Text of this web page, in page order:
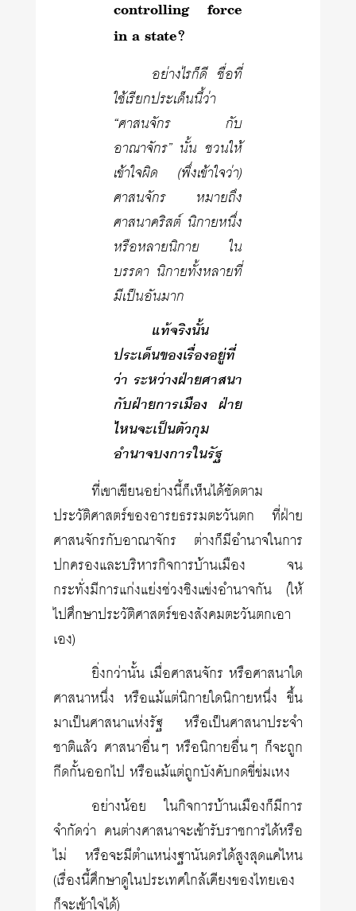
controlling force
in a state?
อย่างไรก็ดี ชื่อที่
ใช้เรียกประเด็นนี้ว่า
“ศาสนจักร กับ
อาณาจักร” นั้น ชวนให้
เข้าใจผิด (พึ่งเข้าใจว่า)
ศาสนจักร หมายถึง
ศาสนาคริสต์ นิกายหนึ่ง
หรือหลายนิกาย ใน
บรรดา นิกายทั้งหลายที่
มีเป็นอันมาก
แท้จริงนั้น
ประเด็นของเรื่องอยู่ที่
ว่า ระหว่างฝ่ายศาสนา
กับฝ่ายการเมือง ฝ่าย
ไหนจะเป็นตัวกุม
อำนาจบงการในรัฐ
ที่เขาเขียนอย่างนี้ก็เห็นได้ชัดตาม
ประวัติศาสตร์ของอารยธรรมตะวันตก ที่ฝ่าย
ศาสนจักรกับอาณาจักร ต่างก็มีอำนาจในการ
ปกครองและบริหารกิจการบ้านเมือง จน
กระทั่งมีการแก่งแย่งช่วงชิงแข่งอำนาจกัน (ให้
ไปศึกษาประวัติศาสตร์ของสังคมตะวันตกเอา
เอง)
ยิ่งกว่านั้น เมื่อศาสนจักร หรือศาสนาใด
ศาสนาหนึ่ง หรือแม้แต่นิกายใดนิกายหนึ่ง ขึ้น
มาเป็นศาสนาแห่งรัฐ หรือเป็นศาสนาประจำ
ชาติแล้ว ศาสนาอื่นๆ หรือนิกายอื่นๆ ก็จะถูก
กีดกั้นออกไป หรือแม้แต่ถูกบังคับกดขี่ข่มเหง
อย่างน้อย ในกิจการบ้านเมืองก็มีการ
จำกัดว่า คนต่างศาสนาจะเข้ารับราชการได้หรือ
ไม่ หรือจะมีตำแหน่งฐานันดรได้สูงสุดแค่ไหน
(เรื่องนี้ศึกษาดูในประเทศใกล้เคียงของไทยเอง
ก็จะเข้าใจได้)